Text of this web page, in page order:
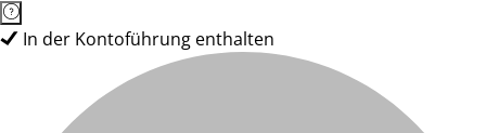
In der Kontoführung enthalten